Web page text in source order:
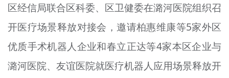
榜样人物
+
身边好人
文明评论
区经信局联合区科委、区卫健委在潞河医院组织召
开医疗场景释放对接会，邀请柏惠维康等5家外区
优质手术机器人企业和春立正达等4家本区企业与
潞河医院、友谊医院就医疗机器人应用场景释放开